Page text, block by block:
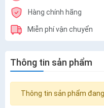
Hàng chính hãng
Miễn phí vận chuyển
Thông tin sản phẩm
Thông tin sản phẩm